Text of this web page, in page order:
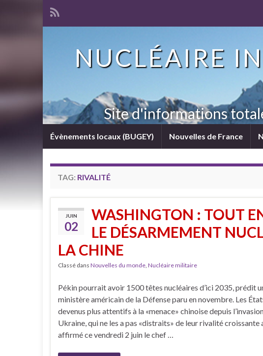
NUCLÉAIRE
Site d'informations
Évènements locaux (BUGEY) Nouvelles de France
TAG: RIVALITÉ
JUIN
02
WASHINGTON : TOUT
LE DÉSARMEMENT
LA CHINE
Classé dans Nouvelles du monde, Nucléaire militaire
Pékin pourrait avoir 1500 têtes nucléaires d’ici 2035, prédit
ministère américain de la Défense paru en novembre. Les
devenus plus attentifs à la «menace» chinoise depuis
Ukraine, qui ne les a pas «distraits» de leur rivalité croissante
affirmé ce vendredi 2 juin le chef …